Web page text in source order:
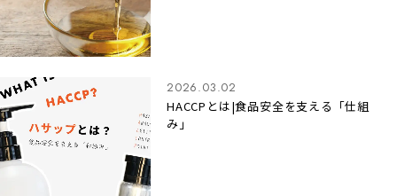
2026.03.02
HACCPとは|食品安全を支える「仕組
み」